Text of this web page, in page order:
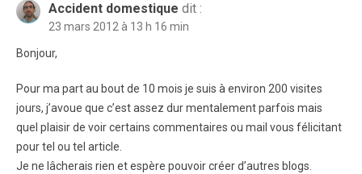
Accident domestique dit :
23 mars 2012 à 13 h 16 min
Bonjour,
Pour ma part au bout de 10 mois je suis à environ 200 visites
jours, j’avoue que c’est assez dur mentalement parfois mais
quel plaisir de voir certains commentaires ou mail vous félicitant
pour tel ou tel article.
Je ne lâcherais rien et espère pouvoir créer d’autres blogs.